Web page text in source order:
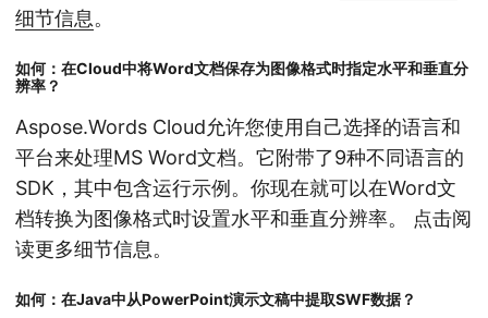
细节信息。
如何：在Cloud中将Word文档保存为图像格式时指定水平和垂直分
辨率？
Aspose.Words Cloud允许您使用自己选择的语言和
平台来处理MS Word文档。它附带了9种不同语言的
SDK，其中包含运行示例。你现在就可以在Word文
档转换为图像格式时设置水平和垂直分辨率。 点击阅
读更多细节信息。
如何：在Java中从PowerPoint演示文稿中提取SWF数据？